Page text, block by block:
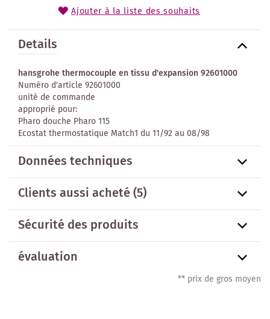
Ajouter à la liste des souhaits
Details
hansgrohe thermocouple en tissu d'expansion 92601000
Numéro d'article 92601000
unité de commande
approprié pour:
Pharo douche Pharo 115
Ecostat thermostatique Match1 du 11/92 au 08/98
Données techniques
Clients aussi acheté(5)
Sécurité des produits
évaluation
** prix de gros moyen